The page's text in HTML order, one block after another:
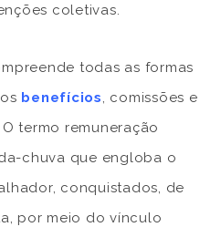
coletivas.
todas as formas
benefícios, comissões e
termo remuneração
chuva que engloba o
conquistados, de
por meio do vínculo